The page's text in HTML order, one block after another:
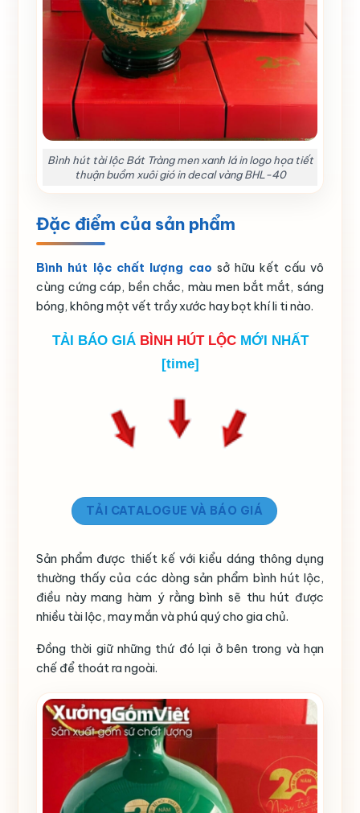
Bình hút tài lộc Bát Tràng men xanh lá in logo họa tiết
thuận buồm xuôi gió in decal vàng BHL-40
Đặc điểm của sản phẩm
Bình hút lộc chất lượng cao sở hữu kết cấu vô
cùng cứng cáp, bền chắc, màu men bắt mắt, sáng
bóng, không một vết trầy xước hay bọt khí li ti nào.
TẢI BÁO GIÁ BÌNH HÚT LỘCMỚI NHẤT
[time]
TẢI CATALOGUE VÀ BÁO GIÁ
Sản phẩm được thiết kế với kiểu dáng thông dụng
thường thấy của các dòng sản phẩm bình hút lộc,
điều này mang hàm ý rằng bình sẽ thu hút được
nhiều tài lộc, may mắn và phú quý cho gia chủ.
Đồng thời giữ những thứ đó lại ở bên trong và hạn
chế để thoát ra ngoài.